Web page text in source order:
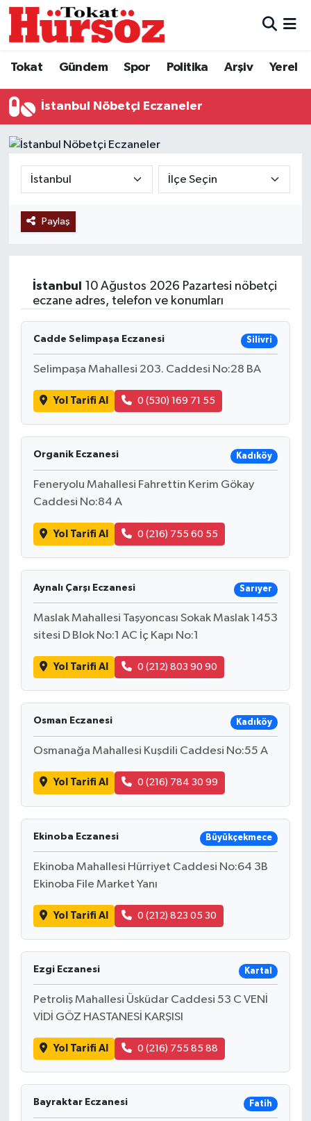
Tokat Gündem Spor Politika Arşiv Yerel
İstanbul Nöbetçi Eczaneler
Paylaş
İstanbul
10 Ağustos 2026 Pazartesi nöbetçi
eczane adres, telefon ve konumları
Cadde Selimpaşa Eczanesi Silivri
Selimpaşa Mahallesi 203. Caddesi No:28 BA
Yol Tarifi Al 0 (530) 169 71 55
Organik Eczanesi Kadıköy
Feneryolu Mahallesi Fahrettin Kerim Gökay
Caddesi No:84 A
Yol Tarifi Al 0 (216) 755 60 55
Aynalı Çarşı Eczanesi Sarıyer
Maslak Mahallesi Taşyoncası Sokak Maslak 1453
sitesi D Blok No:1 AC İç Kapı No:1
Yol Tarifi Al 0 (212) 803 90 90
Osman Eczanesi Kadıköy
Osmanağa Mahallesi Kuşdili Caddesi No:55 A
Yol Tarifi Al 0 (216) 784 30 99
Ekinoba Eczanesi Büyükçekmece
Ekinoba Mahallesi Hürriyet Caddesi No:64 3B
Ekinoba File Market Yanı
Yol Tarifi Al 0 (212) 823 05 30
Ezgi Eczanesi Kartal
Petroliş Mahallesi Üsküdar Caddesi 53 C VENİ
VİDİ GÖZ HASTANESİ KARŞISI
Yol Tarifi Al 0 (216) 755 85 88
Bayraktar Eczanesi Fatih
Türkiye Gündemi
Gündem
Spor
Politika
Eğitim
Ekonomi
Sağlık
Tokat Haber
Hava Durumu
Tokat Namaz Vakitleri
Süper Lig Puan Durumu ve Fikstür
Tüm Manşetler
Haber Arşivi